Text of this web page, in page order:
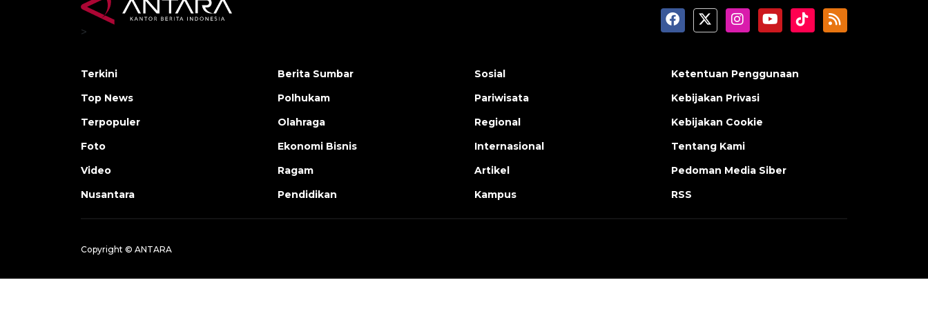
>
Terkini
Top News
Terpopuler
Foto
Video
Nusantara
Berita Sumbar
Polhukam
Olahraga
Ekonomi Bisnis
Ragam
Pendidikan
Sosial
Pariwisata
Regional
Internasional
Artikel
Kampus
Ketentuan Penggunaan
Kebijakan Privasi
Kebijakan Cookie
Tentang Kami
Pedoman Media Siber
RSS
Copyright © ANTARA